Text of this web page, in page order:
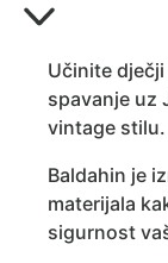
Učinite
spavanje uz
vintage stilu.
Baldahin je
materijala
sigurnost